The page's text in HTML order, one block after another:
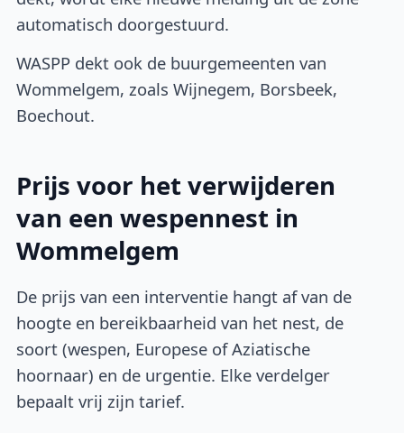
automatisch doorgestuurd.
WASPP dekt ook de buurgemeenten van
Wommelgem, zoals Wijnegem, Borsbeek,
Boechout.
Prijs voor het verwijderen
van een wespennest in
Wommelgem
De prijs van een interventie hangt af van de
hoogte en bereikbaarheid van het nest, de
soort (wespen, Europese of Aziatische
hoornaar) en de urgentie. Elke verdelger
bepaalt vrij zijn tarief.